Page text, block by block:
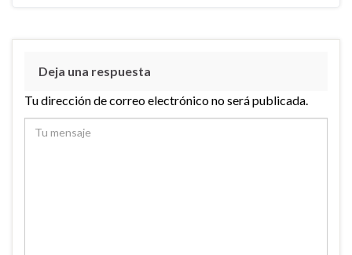
Deja una respuesta
Tu dirección de correo electrónico no será publicada.